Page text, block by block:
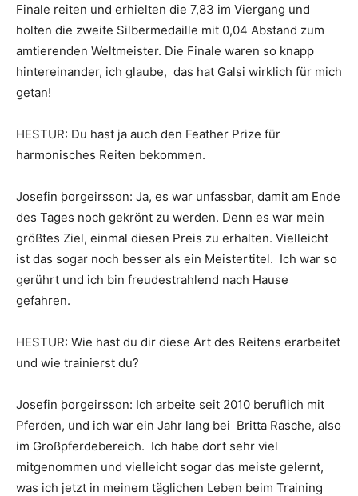
Finale reiten und erhielten die 7,83 im Viergang und
holten die zweite Silbermedaille mit 0,04 Abstand zum
amtierenden Weltmeister. Die Finale waren so knapp
hintereinander, ich glaube, das hat Galsi wirklich für mich
getan!
HESTUR: Du hast ja auch den Feather Prize für
harmonisches Reiten bekommen.
Josefin þorgeirsson: Ja, es war unfassbar, damit am Ende
des Tages noch gekrönt zu werden. Denn es war mein
größtes Ziel, einmal diesen Preis zu erhalten. Vielleicht
ist das sogar noch besser als ein Meistertitel. Ich war so
gerührt und ich bin freudestrahlend nach Hause
gefahren.
HESTUR: Wie hast du dir diese Art des Reitens erarbeitet
und wie trainierst du?
Josefin þorgeirsson: Ich arbeite seit 2010 beruflich mit
Pferden, und ich war ein Jahr lang bei Britta Rasche, also
im Großpferdebereich. Ich habe dort sehr viel
mitgenommen und vielleicht sogar das meiste gelernt,
was ich jetzt in meinem täglichen Leben beim Training